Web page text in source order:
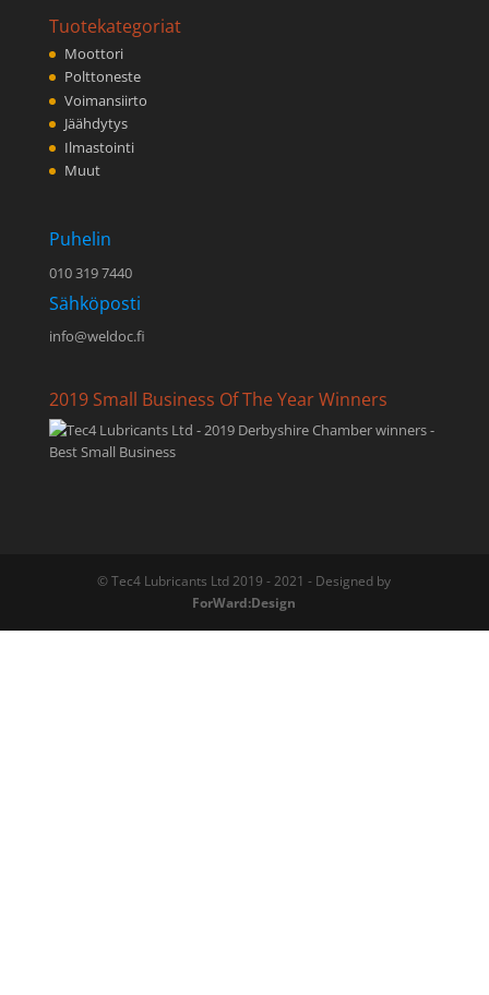
Tuotekategoriat
Moottori
Polttoneste
Voimansiirto
Jäähdytys
Ilmastointi
Muut
Puhelin
010 319 7440
Sähköposti
info@weldoc.fi
2019 Small Business Of The Year Winners
© Tec4 Lubricants Ltd 2019 - 2021 - Designed by
ForWard:Design